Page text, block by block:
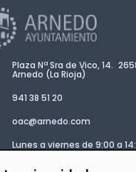
Plaza Nª Sra de Vico, 14.
Arnedo (La Rioja)
941 38 51 20
oac@arnedo.com
Lunes a viernes de 9:00 a